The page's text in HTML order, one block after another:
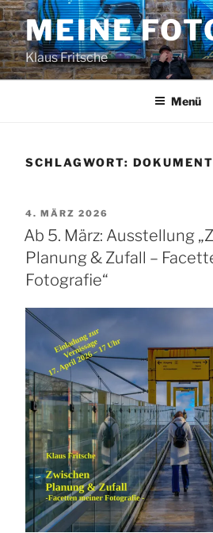
Zum
Inhalt
springenMEINE
Klaus Fritsche
Menü
SCHLAGWORT:
VERÖFFENTLICHT
AM
4. MÄRZ 2026
Ab 5. März: Ausstellung
Planung & Zufall –
Fotografie“